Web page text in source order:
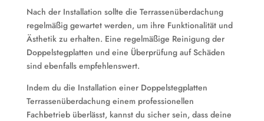
Nach der Installation sollte die Terrassenüberdachung
regelmäßig gewartet werden, um ihre Funktionalität und
Ästhetik zu erhalten. Eine regelmäßige Reinigung der
Doppelstegplatten und eine Überprüfung auf Schäden
sind ebenfalls empfehlenswert.
Indem du die Installation einer Doppelstegplatten
Terrassenüberdachung einem professionellen
Fachbetrieb überlässt, kannst du sicher sein, dass deine